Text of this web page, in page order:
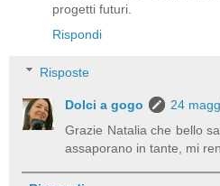
progetti futuri.
Rispondi
Risposte
Dolci a gogo
24
Grazie Natalia che bello
assaporano in tante, mi